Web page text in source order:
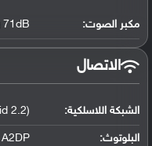
مكبر الصوت: 71dB
الاتصال
الشبكة اللاسلكية: 2.2)
البلوتوث: